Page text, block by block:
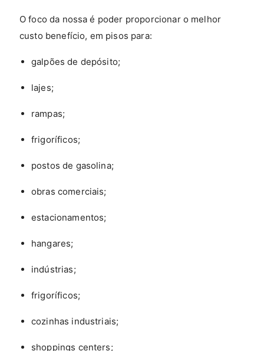
O foco da nossa é poder proporcionar o melhor
custo benefício, em pisos para:
galpões de depósito;
lajes;
rampas;
frigoríficos;
postos de gasolina;
obras comerciais;
estacionamentos;
hangares;
indústrias;
frigoríficos;
cozinhas industriais;
shoppings centers;